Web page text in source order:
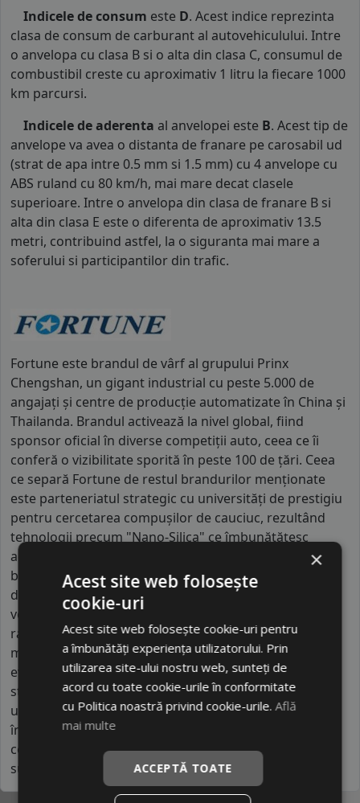
Indicele de consum este D. Acest indice reprezinta
clasa de consum de carburant al autovehiculului. Intre
o anvelopa cu clasa B si o alta din clasa C, consumul de
combustibil creste cu aproximativ 1 litru la fiecare 1000
km parcursi.
Indicele de aderenta al anvelopei este B. Acest tip de
anvelope va avea o distanta de franare pe carosabil ud
(strat de apa intre 0.5 mm si 1.5 mm) cu 4 anvelope cu
ABS ruland cu 80 km/h, mai mare decat clasele
superioare. Intre o anvelopa din clasa de franare B si
alta din clasa E este o diferenta de aproximativ 13.5
metri, contribuind astfel, la o siguranta mai mare a
soferului si participantilor din trafic.
Fortune este brandul de vârf al grupului Prinx
Chengshan, un gigant industrial cu peste 5.000 de
angajați și centre de producție automatizate în China și
Thailanda. Brandul activează la nivel global, fiind
sponsor oficial în diverse competiții auto, ceea ce îi
conferă o vizibilitate sporită în peste 100 de țări. Ceea
ce separă Fortune de restul brandurilor menționate
este parteneriatul strategic cu universități de prestigiu
pentru cercetarea compușilor de cauciuc, rezultând
tehnologii precum "Nano-Silica" ce îmbunătățesc
aderența instantanee. În timp ce majoritatea
brandurilor low-cost sunt generice, Fortune se
diferențiază prin specializarea în anvelope pentru
vehicule comerciale ușoare, unde carcasa lor
ranforsată oferă o rezistență la încărcare mult peste
media pieței. Designul lor este optimizat pentru
evacuarea rapidă a căldurii, prevenind degradarea
structurală la viteze mari. Fortune se poziționează ca
un brand tehnologizat, oferind o siguranță activă de
încredere și o precizie a direcției care imită
comportamentul anvelopelor din clasa medie
superioară.
×
Acest site web folosește
cookie-uri
Acest site web folosește cookie-uri pentru
a îmbunătăți experiența utilizatorului. Prin
utilizarea site-ului nostru web, sunteți de
acord cu toate cookie-urile în conformitate
cu Politica noastră privind cookie-urile.Află
mai multe
ACCEPTĂ TOATE